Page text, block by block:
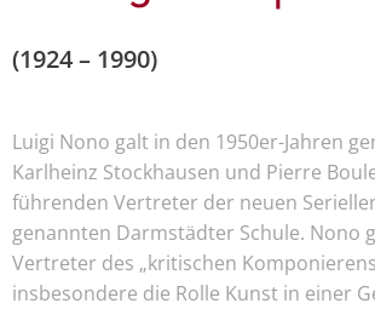
(1924 – 1990)
Luigi Nono galt in den 1950er-Jahren
Karlheinz Stockhausen und Pierre
führenden Vertreter der neuen
genannten Darmstädter Schule. Nono
Vertreter des „kritischen
insbesondere die Rolle Kunst in einer